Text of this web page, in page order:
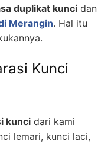
duplikat kunci dan
Merangin. Hal itu
Kunci
kunci dari kami
lemari, kunci laci,